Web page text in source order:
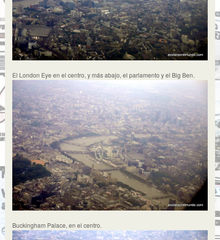
El London Eye en el centro, y más abajo, el parlamento y el Big Ben.
Buckingham Palace, en el centro.